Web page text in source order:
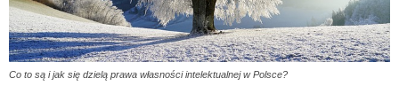
Co to są i jak się dzielą prawa własności intelektualnej w Polsce?